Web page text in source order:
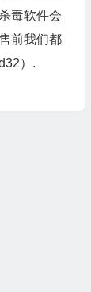
毒软件会
前我们都
）.